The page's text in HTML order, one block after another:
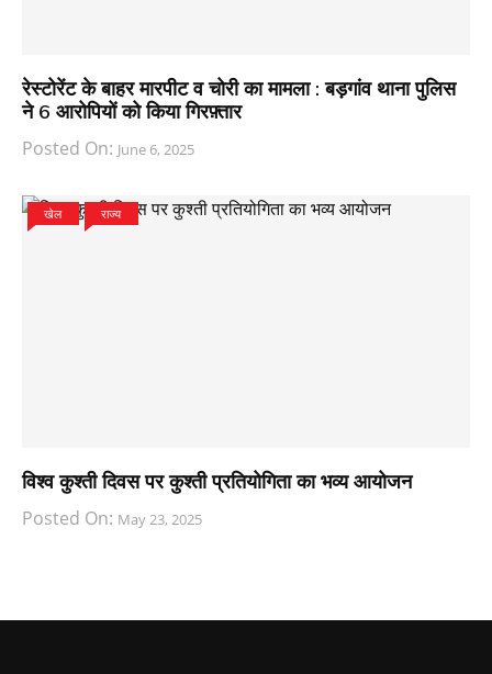
रेस्टोरेंट के बाहर मारपीट व चोरी का मामला : बड़गांव थाना पुलिस
ने 6 आरोपियों को किया गिरफ़्तार
Posted On: June 6, 2025
खेल राज्य
विश्व कुश्ती दिवस पर कुश्ती प्रतियोगिता का भव्य आयोजन
Posted On: May 23, 2025